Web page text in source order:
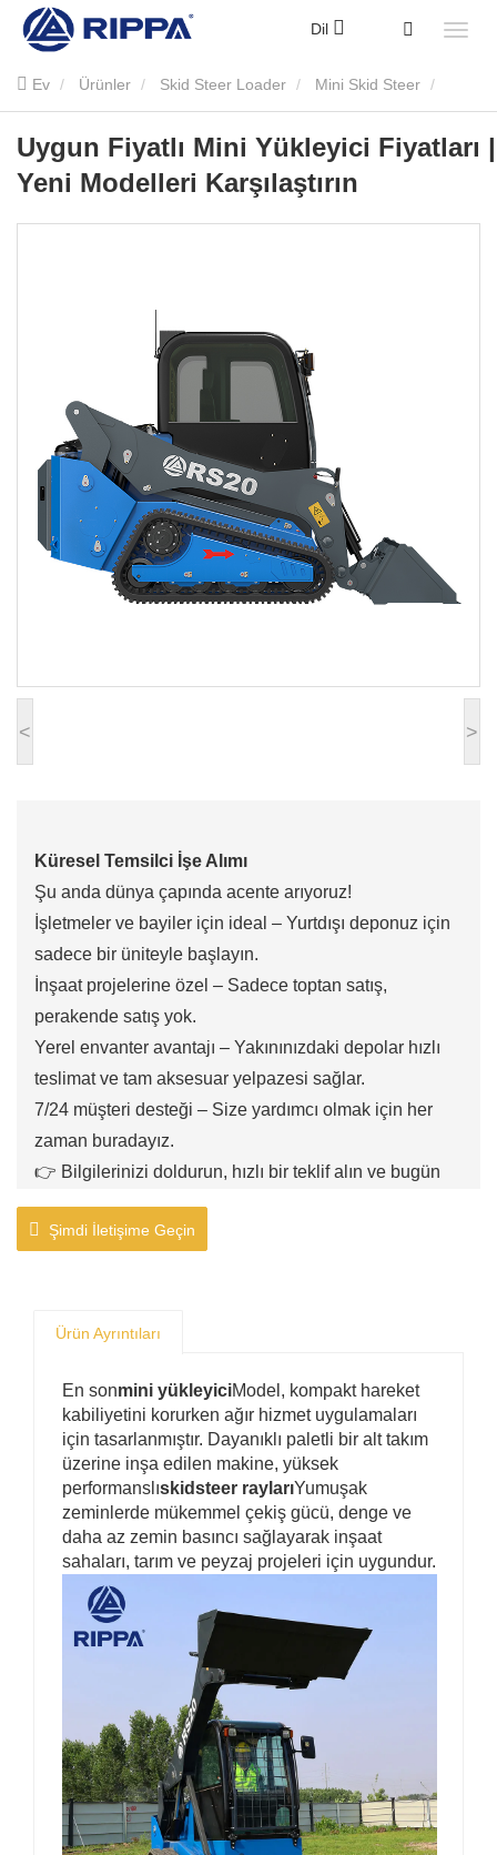
Dil
Ev Ürünler Skid Steer Loader Mini Skid Steer
Uygun Fiyatlı Mini Yükleyici Fiyatları | Yeni Modelleri Karşılaştırın
< >
Uygun Fiyatlı Mini Yükleyici Fiyatları |
Yeni Modelleri Karşılaştırın
Küresel Temsilci İşe Alımı
Şu anda dünya çapında acente arıyoruz!
İşletmeler ve bayiler için ideal – Yurtdışı deponuz için
sadece bir üniteyle başlayın.
İnşaat projelerine özel – Sadece toptan satış,
perakende satış yok.
Yerel envanter avantajı – Yakınınızdaki depolar hızlı
teslimat ve tam aksesuar yelpazesi sağlar.
7/24 müşteri desteği – Size yardımcı olmak için her
zaman buradayız.
👉 Bilgilerinizi doldurun, hızlı bir teklif alın ve bugün
değerli acentemiz olarak aramıza katılın!
Şimdi İletişime Geçin
Ürün Ayrıntıları
Temel
Özellikler
ve
Performans
En sonmini yükleyiciModel, kompakt hareket
kabiliyetini korurken ağır hizmet uygulamaları
için tasarlanmıştır. Dayanıklı paletli bir alt takım
üzerine inşa edilen makine, yüksek
performanslıskidsteer raylarıYumuşak
zeminlerde mükemmel çekiş gücü, denge ve
daha az zemin basıncı sağlayarak inşaat
sahaları, tarım ve peyzaj projeleri için uygundur.